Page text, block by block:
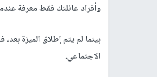
وأفراد عائلتك فقط معرفة
بينما لم يتم إطلاق الميزة
الاجتماعي.